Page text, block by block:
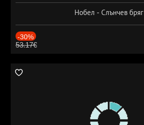
Нобел - Слънчев бряг
-30%
53.17€